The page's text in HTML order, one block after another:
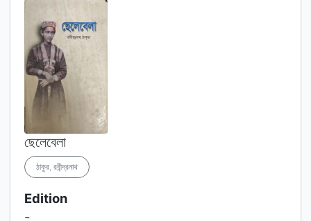
ছেলেবেলা
ঠাকুর, রবীন্দ্রনাথ
Edition
-